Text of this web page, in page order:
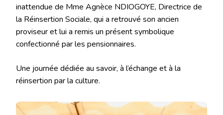
inattendue de Mme Agnèce NDIOGOYE, Directrice de
la Réinsertion Sociale, qui a retrouvé son ancien
proviseur et lui a remis un présent symbolique
confectionné par les pensionnaires.
Une journée dédiée au savoir, à l’échange et à la
réinsertion par la culture.